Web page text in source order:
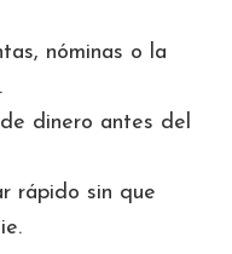
nóminas o la
dinero antes del
rápido sin que